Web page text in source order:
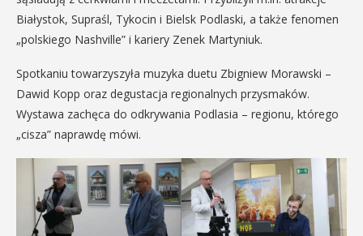
Białystok, Supraśl, Tykocin i Bielsk Podlaski, a także fenomen
„polskiego Nashville” i kariery Zenek Martyniuk.
Spotkaniu towarzyszyła muzyka duetu Zbigniew Morawski –
Dawid Kopp oraz degustacja regionalnych przysmaków.
Wystawa zachęca do odkrywania Podlasia – regionu, którego
„cisza” naprawdę mówi.